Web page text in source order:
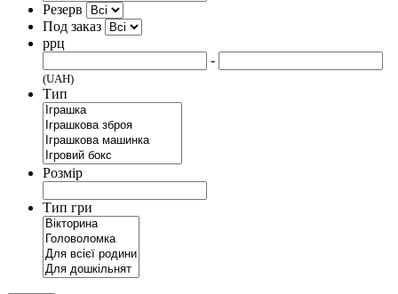
Резерв
Под заказ
ррц
-
(UAH)
Тип
Розмір
Тип гри